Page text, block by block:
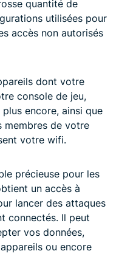
quantité de
utilisées pour
accès non autorisés
dont votre
console de jeu,
encore, ainsi que
membres de votre
votre wifi.
précieuse pour les
un accès à
lancer des attaques
connectés. Il peut
vos données,
ou encore